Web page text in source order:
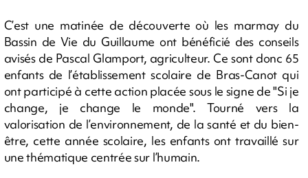
C’est une matinée de découverte où les marmay du
Bassin de Vie du Guillaume ont bénéficié des conseils
avisés de Pascal Glamport, agriculteur. Ce sont donc 65
enfants de l’établissement scolaire de Bras-Canot qui
ont participé à cette action placée sous le signe de "Si je
change, je change le monde". Tourné vers la
valorisation de l’environnement, de la santé et du bien-
être, cette année scolaire, les enfants ont travaillé sur
une thématique centrée sur l’humain.